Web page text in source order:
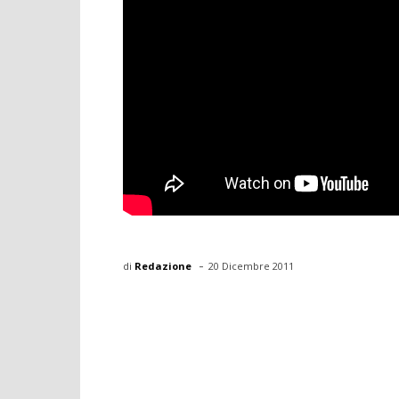
di Redazione - 20 Dicembre 2011